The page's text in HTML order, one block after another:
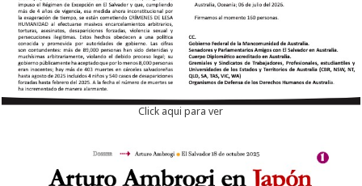
Click aqui para ver